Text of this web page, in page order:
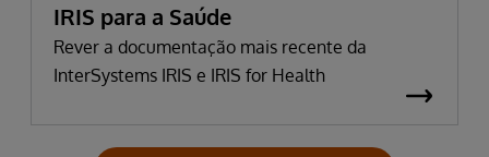
IRIS para a Saúde
Rever a documentação mais recente da
InterSystems IRIS e IRIS for Health